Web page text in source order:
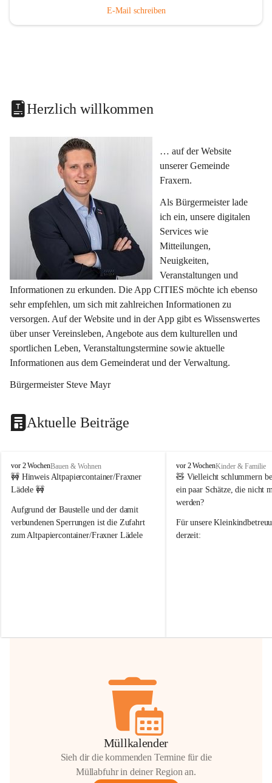
E-Mail schreiben
Herzlich willkommen
… auf der Website
unserer Gemeinde
Fraxern.
Als Bürgermeister lade
ich ein, unsere digitalen
Services wie
Mitteilungen,
Neuigkeiten,
Veranstaltungen und
Informationen zu erkunden. Die App CITIES möchte ich ebenso
sehr empfehlen, um sich mit zahlreichen Informationen zu
versorgen. Auf der Website und in der App gibt es Wissenswertes
über unser Vereinsleben, Angebote aus dem kulturellen und
sportlichen Leben, Veranstaltungstermine sowie aktuelle
Informationen aus dem Gemeinderat und der Verwaltung.
Bürgermeister Steve Mayr
Aktuelle Beiträge
F
r
a
e
r
n
vor 2 WochenBauen & Wohnen
🚧 Hinweis Altpapiercontainer/Fraxner
Lädele 🚧
Aufgrund der Baustelle und der damit
verbundenen Sperrungen ist die Zufahrt
zum Altpapiercontainer/Fraxner Lädele
Hilfsbereitschaft!
F
r
a
x
r
n
vor 2 WochenKinder & Familie
🧸 Vielleicht schlummern
ein paar Schätze, die nicht
werden?
Für unsere
derzeit:
Müllkalender
Sieh dir die kommenden Termine für die
Müllabfuhr in deiner Region an.